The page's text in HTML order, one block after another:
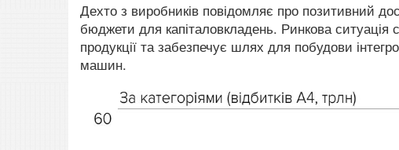
Дехто з виробників повідомляє про позитивний
бюджети для капіталовкладень. Ринкова
продукції та забезпечує шлях для побудови
машин.